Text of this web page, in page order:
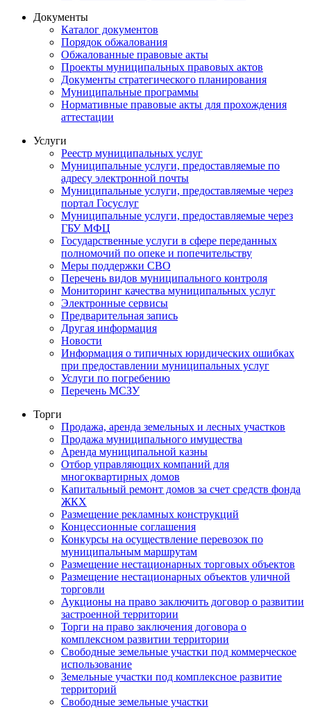
Документы
Каталог документов
Порядок обжалования
Обжалованные правовые акты
Проекты муниципальных правовых актов
Документы стратегического планирования
Муниципальные программы
Нормативные правовые акты для прохождения
аттестации
Услуги
Реестр муниципальных услуг
Муниципальные услуги, предоставляемые по
адресу электронной почты
Муниципальные услуги, предоставляемые через
портал Госуслуг
Муниципальные услуги, предоставляемые через
ГБУ МФЦ
Государственные услуги в сфере переданных
полномочий по опеке и попечительству
Меры поддержки СВО
Перечень видов муниципального контроля
Мониторинг качества муниципальных услуг
Электронные сервисы
Предварительная запись
Другая информация
Новости
Информация о типичных юридических ошибках
при предоставлении муниципальных услуг
Услуги по погребению
Перечень МСЗУ
Торги
Продажа, аренда земельных и лесных участков
Продажа муниципального имущества
Аренда муниципальной казны
Отбор управляющих компаний для
многоквартирных домов
Капитальный ремонт домов за счет средств фонда
ЖКХ
Размещение рекламных конструкций
Концессионные соглашения
Конкурсы на осуществление перевозок по
муниципальным маршрутам
Размещение нестационарных торговых объектов
Размещение нестационарных объектов уличной
торговли
Аукционы на право заключить договор о развитии
застроенной территории
Торги на право заключения договора о
комплексном развитии территории
Свободные земельные участки под коммерческое
использование
Земельные участки под комплексное развитие
территорий
Свободные земельные участки